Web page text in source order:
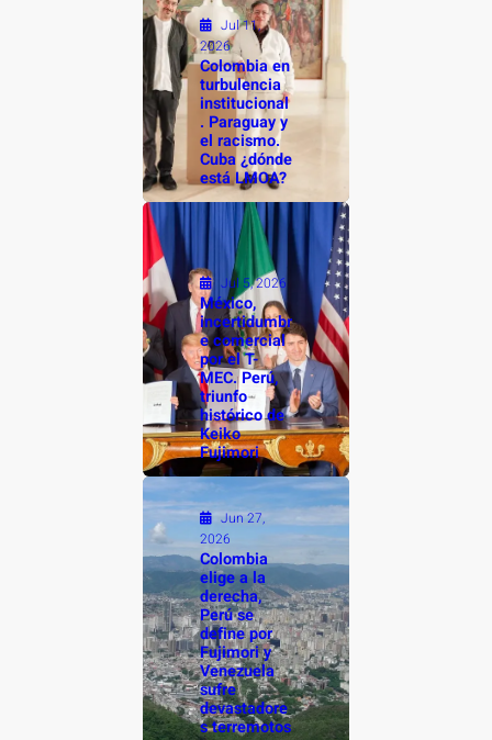
Jul 11,
2026
Colombia en
turbulencia
institucional
. Paraguay y
el racismo.
Cuba ¿dónde
está LMOA?
Jul 5, 2026
México,
incertidumbr
e comercial
por el T-
MEC. Perú,
triunfo
histórico de
Keiko
Fujimori
Jun 27,
2026
Colombia
elige a la
derecha,
Perú se
define por
Fujimori y
Venezuela
sufre
devastadore
s terremotos